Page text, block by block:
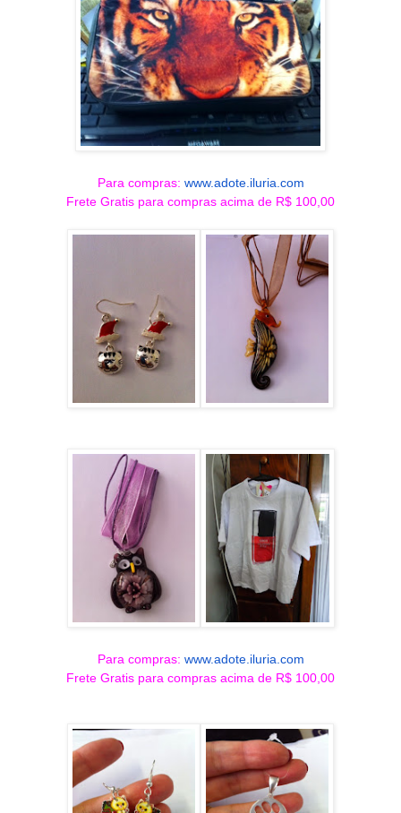
Para compras: www.adote.iluria.com
Frete Gratis para compras acima de R$ 100,00
Para compras: www.adote.iluria.com
Frete Gratis para compras acima de R$ 100,00